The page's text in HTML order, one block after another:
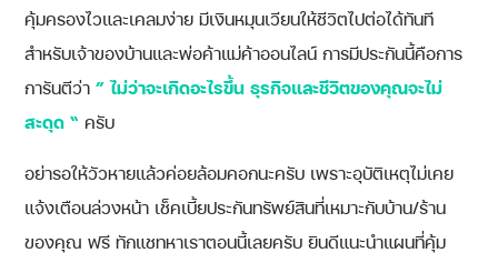
คุ้มครองไวและเคลมง่าย มีเงินหมุนเวียนให้ชีวิตไปต่อได้ทันที
สำหรับเจ้าของบ้านและพ่อค้าแม่ค้าออนไลน์ การมีประกันนี้คือการ
การันตีว่า” ไม่ว่าจะเกิดอะไรขึ้น ธุรกิจและชีวิตของคุณจะไม่
สะดุด “ ครับ
อย่ารอให้วัวหายแล้วค่อยล้อมคอกนะครับ เพราะอุบัติเหตุไม่เคย
แจ้งเตือนล่วงหน้า เช็คเบี้ยประกันทรัพย์สินที่เหมาะกับบ้าน/ร้าน
ของคุณ ฟรี ทักแชทหาเราตอนนี้เลยครับ ยินดีแนะนำแผนที่คุ้ม